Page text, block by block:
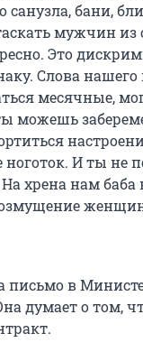
санузла, бани,
мужчин из
Это
Слова нашего
месячные,
можешь
ноготок. И ты не
На хрена нам
письмо в
думает о том,